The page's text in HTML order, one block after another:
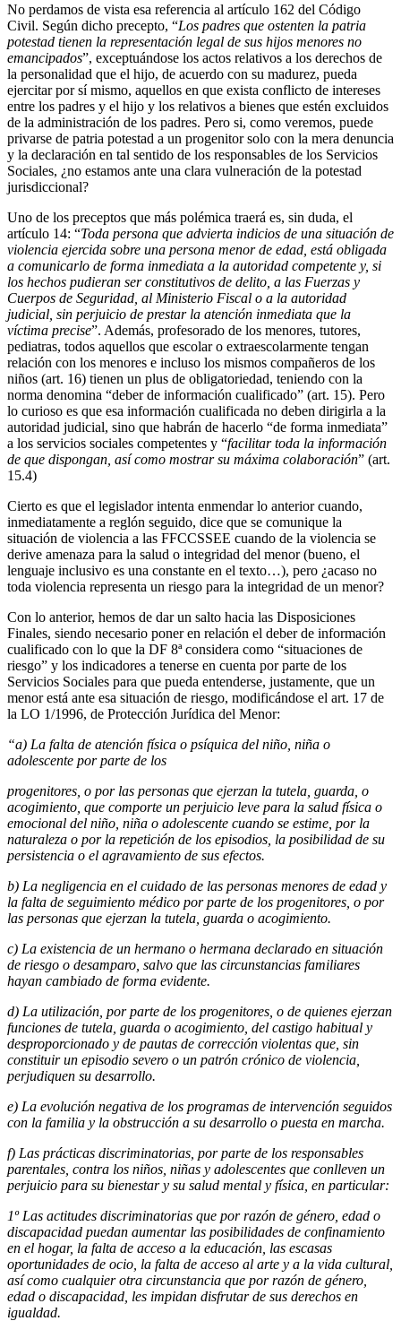
No perdamos de vista esa referencia al artículo 162 del Código
Civil. Según dicho precepto, “Los padres que ostenten la patria
potestad tienen la representación legal de sus hijos menores no
emancipados”, exceptuándose los actos relativos a los derechos de
la personalidad que el hijo, de acuerdo con su madurez, pueda
ejercitar por sí mismo, aquellos en que exista conflicto de intereses
entre los padres y el hijo y los relativos a bienes que estén excluidos
de la administración de los padres. Pero si, como veremos, puede
privarse de patria potestad a un progenitor solo con la mera denuncia
y la declaración en tal sentido de los responsables de los Servicios
Sociales, ¿no estamos ante una clara vulneración de la potestad
jurisdiccional?
Uno de los preceptos que más polémica traerá es, sin duda, el
artículo 14: “Toda persona que advierta indicios de una situación de
violencia ejercida sobre una persona menor de edad, está obligada
a comunicarlo de forma inmediata a la autoridad competente y, si
los hechos pudieran ser constitutivos de delito, a las Fuerzas y
Cuerpos de Seguridad, al Ministerio Fiscal o a la autoridad
judicial, sin perjuicio de prestar la atención inmediata que la
víctima precise”. Además, profesorado de los menores, tutores,
pediatras, todos aquellos que escolar o extraescolarmente tengan
relación con los menores e incluso los mismos compañeros de los
niños (art. 16) tienen un plus de obligatoriedad, teniendo con la
norma denomina “deber de información cualificado” (art. 15). Pero
lo curioso es que esa información cualificada no deben dirigirla a la
autoridad judicial, sino que habrán de hacerlo “de forma inmediata”
a los servicios sociales competentes y “facilitar toda la información
de que dispongan, así como mostrar su máxima colaboración” (art.
15.4)
Cierto es que el legislador intenta enmendar lo anterior cuando,
inmediatamente a reglón seguido, dice que se comunique la
situación de violencia a las FFCCSSEE cuando de la violencia se
derive amenaza para la salud o integridad del menor (bueno, el
lenguaje inclusivo es una constante en el texto…), pero ¿acaso no
toda violencia representa un riesgo para la integridad de un menor?
Con lo anterior, hemos de dar un salto hacia las Disposiciones
Finales, siendo necesario poner en relación el deber de información
cualificado con lo que la DF 8ª considera como “situaciones de
riesgo” y los indicadores a tenerse en cuenta por parte de los
Servicios Sociales para que pueda entenderse, justamente, que un
menor está ante esa situación de riesgo, modificándose el art. 17 de
la LO 1/1996, de Protección Jurídica del Menor:
“a) La falta de atención física o psíquica del niño, niña o
adolescente por parte de los
progenitores, o por las personas que ejerzan la tutela, guarda, o
acogimiento, que comporte un perjuicio leve para la salud física o
emocional del niño, niña o adolescente cuando se estime, por la
naturaleza o por la repetición de los episodios, la posibilidad de su
persistencia o el agravamiento de sus efectos.
b) La negligencia en el cuidado de las personas menores de edad y
la falta de seguimiento médico por parte de los progenitores, o por
las personas que ejerzan la tutela, guarda o acogimiento.
c) La existencia de un hermano o hermana declarado en situación
de riesgo o desamparo, salvo que las circunstancias familiares
hayan cambiado de forma evidente.
d) La utilización, por parte de los progenitores, o de quienes ejerzan
funciones de tutela, guarda o acogimiento, del castigo habitual y
desproporcionado y de pautas de corrección violentas que, sin
constituir un episodio severo o un patrón crónico de violencia,
perjudiquen su desarrollo.
e) La evolución negativa de los programas de intervención seguidos
con la familia y la obstrucción a su desarrollo o puesta en marcha.
f) Las prácticas discriminatorias, por parte de los responsables
parentales, contra los niños, niñas y adolescentes que conlleven un
perjuicio para su bienestar y su salud mental y física, en particular:
1º Las actitudes discriminatorias que por razón de género, edad o
discapacidad puedan aumentar las posibilidades de confinamiento
en el hogar, la falta de acceso a la educación, las escasas
oportunidades de ocio, la falta de acceso al arte y a la vida cultural,
así como cualquier otra circunstancia que por razón de género,
edad o discapacidad, les impidan disfrutar de sus derechos en
igualdad.